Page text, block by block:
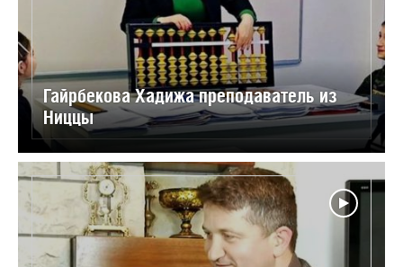
Гайрбекова Хадижа преподаватель из
Ниццы